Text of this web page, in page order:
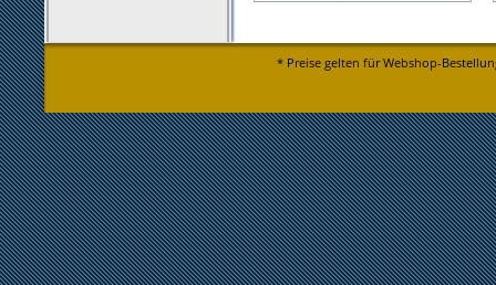
* Preise gelten für Webshop-